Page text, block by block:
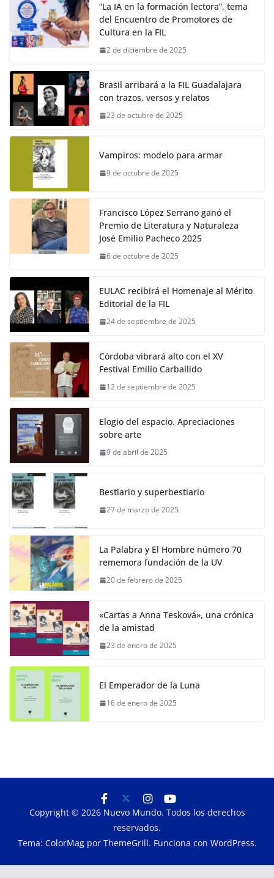
“La IA en la formación lectora”, tema
del Encuentro de Promotores de
Cultura en la FIL
2 de diciembre de 2025
Brasil arribará a la FIL Guadalajara
con trazos, versos y relatos
23 de octubre de 2025
Vampiros: modelo para armar
9 de octubre de 2025
Francisco López Serrano ganó el
Premio de Literatura y Naturaleza
José Emilio Pacheco 2025
6 de octubre de 2025
EULAC recibirá el Homenaje al Mérito
Editorial de la FIL
24 de septiembre de 2025
Córdoba vibrará alto con el XV
Festival Emilio Carballido
12 de septiembre de 2025
Elogio del espacio. Apreciaciones
sobre arte
9 de abril de 2025
Bestiario y superbestiario
27 de marzo de 2025
La Palabra y El Hombre número 70
rememora fundación de la UV
20 de febrero de 2025
«Cartas a Anna Tesková», una crónica
de la amistad
23 de enero de 2025
El Emperador de la Luna
16 de enero de 2025
Copyright © 2026 Nuevo Mundo. Todos los derechos
reservados.
Tema: ColorMagpor ThemeGrill. Funciona con WordPress.